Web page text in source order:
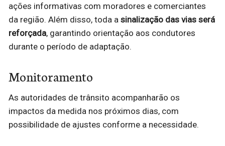
ações informativas com moradores e comerciantes
da região. Além disso, toda a sinalização das vias será
reforçada, garantindo orientação aos condutores
durante o período de adaptação.
Monitoramento
As autoridades de trânsito acompanharão os
impactos da medida nos próximos dias, com
possibilidade de ajustes conforme a necessidade.